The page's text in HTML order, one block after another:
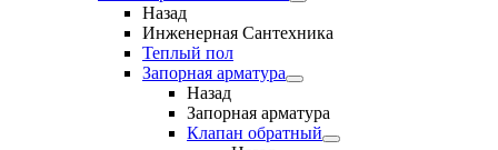
Назад
Инженерная Сантехника
Теплый пол
Запорная арматура
Назад
Запорная арматура
Клапан обратный